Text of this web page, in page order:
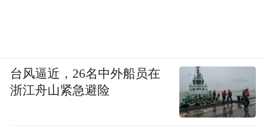
台风逼近，26名中外船员在
浙江舟山紧急避险